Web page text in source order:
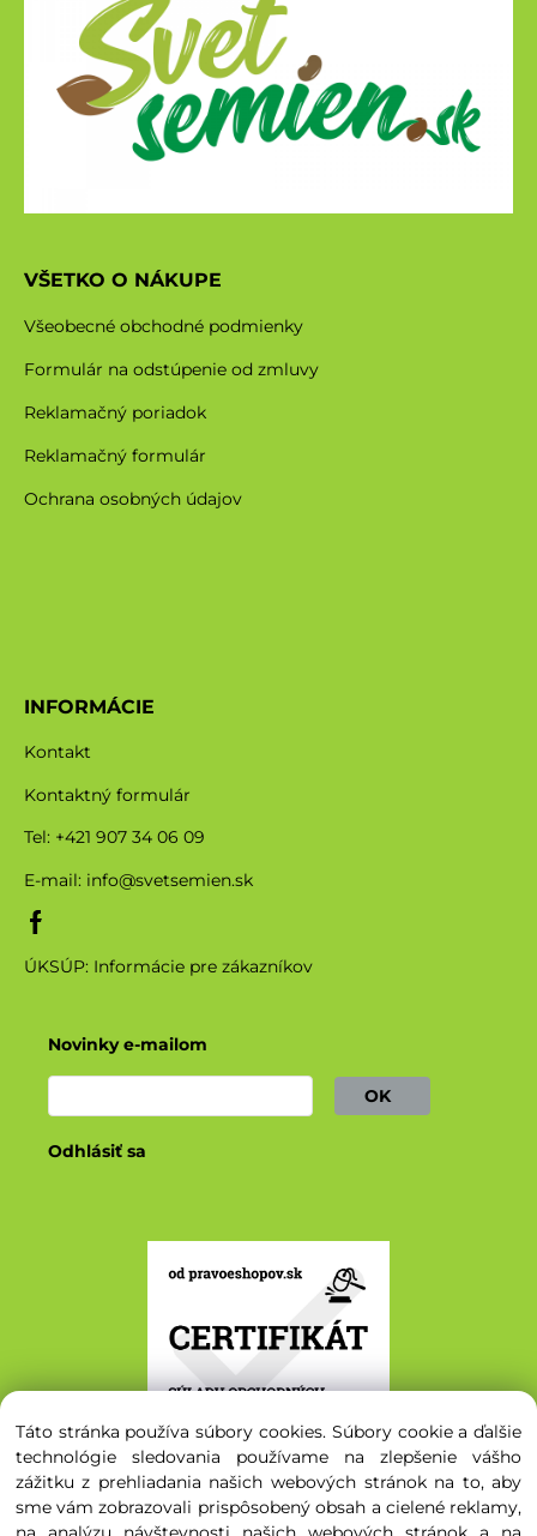
VŠETKO O NÁKUPE
Všeobecné obchodné podmienky
Formulár na odstúpenie od zmluvy
Reklamačný poriadok
Reklamačný formulár
Ochrana osobných údajov
INFORMÁCIE
Kontakt
Kontaktný formulár
Tel: +421 907 34 06 09
E-mail: info@svetsemien.sk
ÚKSÚP: Informácie pre zákazníkov
Novinky e-mailom
OK
Odhlásiť sa
Táto stránka používa súbory cookies. Súbory cookie a ďalšie
technológie sledovania používame na zlepšenie vášho
zážitku z prehliadania našich webových stránok na to, aby
sme vám zobrazovali prispôsobený obsah a cielené reklamy,